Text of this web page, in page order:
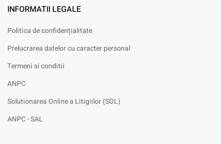
INFORMATII LEGALE
Politica de confidențialitate
Prelucrarea datelor cu caracter personal
Termeni si conditii
ANPC
Solutionarea Online a Litigiilor (SOL)
ANPC - SAL